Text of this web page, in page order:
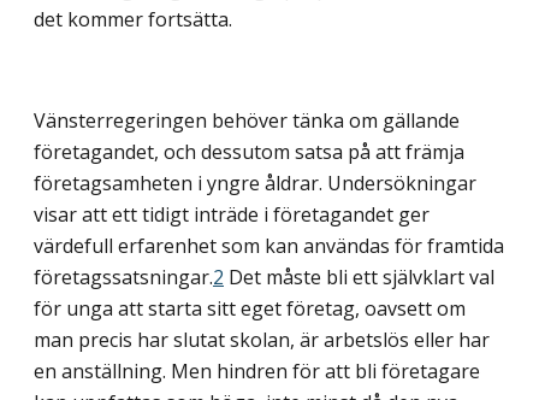
det kommer fortsätta.
Vänsterregeringen behöver tänka om gällande
företagandet, och dessutom satsa på att främja
företagsamheten i yngre åldrar. Undersökningar
visar att ett tidigt inträde i företagandet ger
värdefull erfarenhet som kan användas för framtida
företagssatsningar.2 Det måste bli ett självklart val
för unga att starta sitt eget företag, oavsett om
man precis har slutat skolan, är arbetslös eller har
en anställning. Men hindren för att bli företagare